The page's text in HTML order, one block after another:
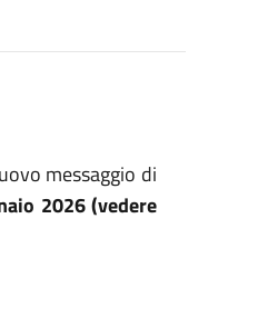
messaggio di
2026 (vedere